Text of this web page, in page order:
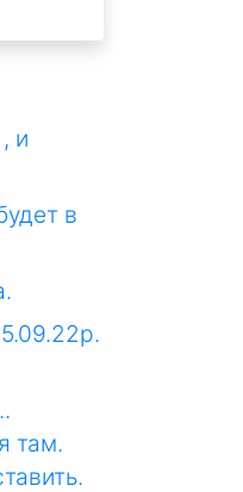
и
в
там.